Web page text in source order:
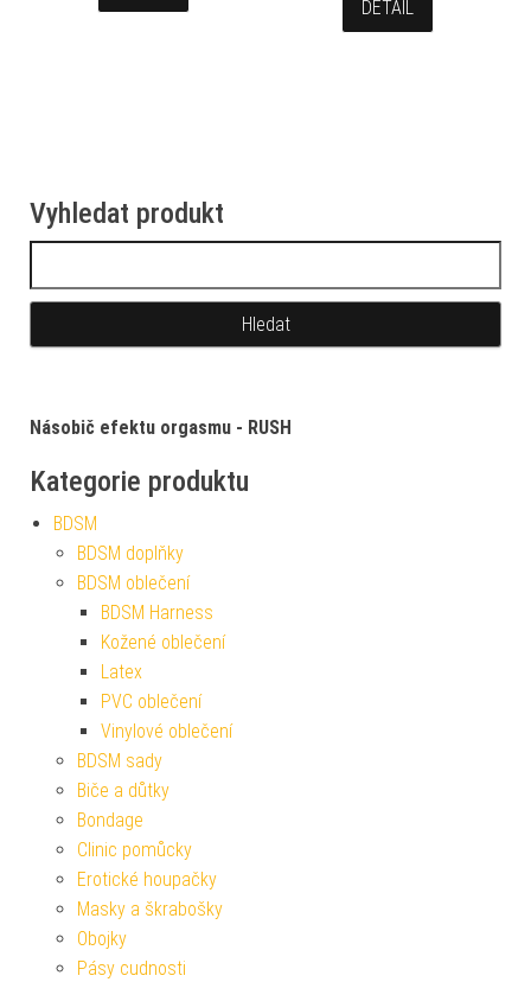
DETAIL
Vyhledat produkt
Násobič efektu orgasmu - RUSH
Kategorie produktu
BDSM
BDSM doplňky
BDSM oblečení
BDSM Harness
Kožené oblečení
Latex
PVC oblečení
Vinylové oblečení
BDSM sady
Biče a důtky
Bondage
Clinic pomůcky
Erotické houpačky
Masky a škrabošky
Obojky
Pásy cudnosti